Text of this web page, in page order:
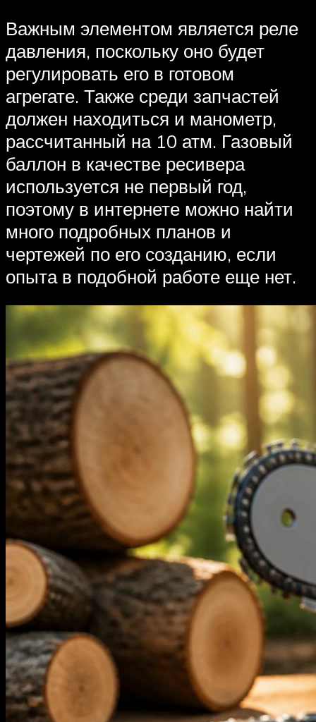
Важным элементом является реле
давления, поскольку оно будет
регулировать его в готовом
агрегате. Также среди запчастей
должен находиться и манометр,
рассчитанный на 10 атм. Газовый
баллон в качестве ресивера
используется не первый год,
поэтому в интернете можно найти
много подробных планов и
чертежей по его созданию, если
опыта в подобной работе еще нет.